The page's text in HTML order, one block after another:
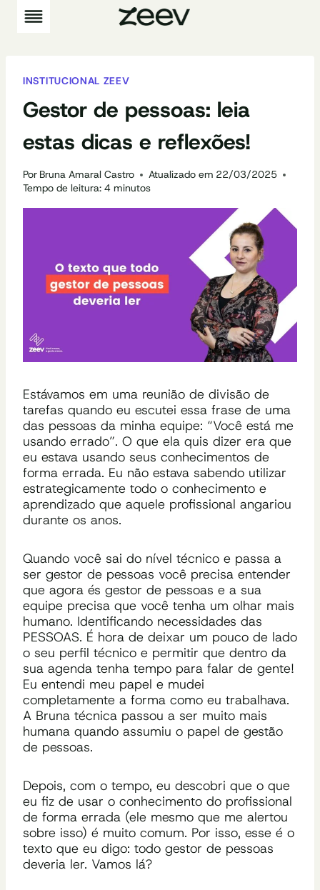
Pular
para
INSTITUCIONAL ZEEV
Gestor de pessoas: leia
estas dicas e reflexões!
Por Bruna Amaral Castro Atualizado em 22/03/2025
Tempo de leitura: 4 minutos
Estávamos em uma reunião de divisão de
tarefas quando eu escutei essa frase de uma
das pessoas da minha equipe: “Você está me
usando errado”. O que ela quis dizer era que
eu estava usando seus conhecimentos de
forma errada. Eu não estava sabendo utilizar
estrategicamente todo o conhecimento e
aprendizado que aquele profissional angariou
durante os anos.
Quando você sai do nível técnico e passa a
ser gestor de pessoas você precisa entender
que agora és gestor de pessoas e a sua
equipe precisa que você tenha um olhar mais
humano. Identificando necessidades das
PESSOAS. É hora de deixar um pouco de lado
o seu perfil técnico e permitir que dentro da
sua agenda tenha tempo para falar de gente!
Eu entendi meu papel e mudei
completamente a forma como eu trabalhava.
A Bruna técnica passou a ser muito mais
humana quando assumiu o papel de gestão
de pessoas.
Depois, com o tempo, eu descobri que o que
eu fiz de usar o conhecimento do profissional
de forma errada (ele mesmo que me alertou
sobre isso) é muito comum. Por isso, esse é o
texto que eu digo: todo gestor de pessoas
deveria ler. Vamos lá?